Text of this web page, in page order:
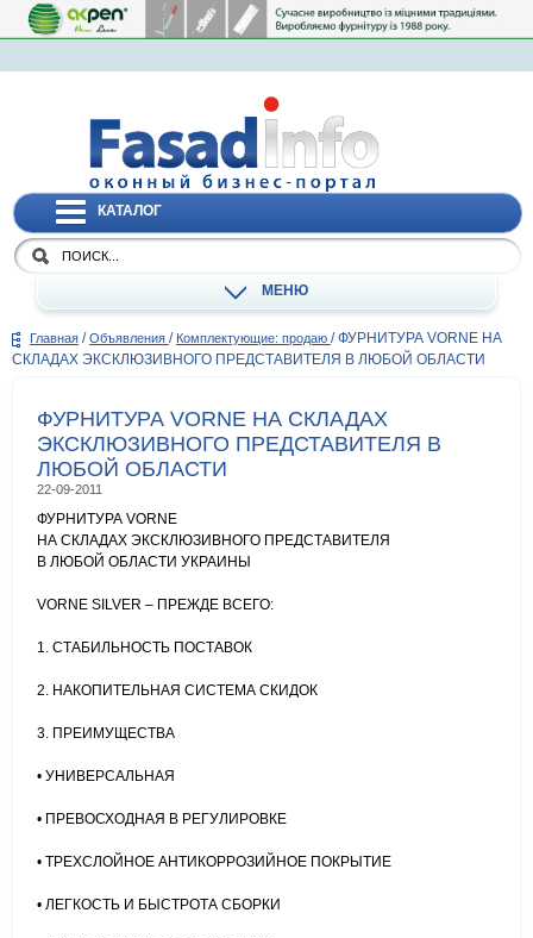
КАТАЛОГ
МЕНЮ
Главная / Объявления / Комплектующие: продаю / ФУРНИТУРА VORNE НА
СКЛАДАХ ЭКСКЛЮЗИВНОГО ПРЕДСТАВИТЕЛЯ В ЛЮБОЙ ОБЛАСТИ
ФУРНИТУРА VORNE НА СКЛАДАХ
ЭКСКЛЮЗИВНОГО ПРЕДСТАВИТЕЛЯ В
ЛЮБОЙ ОБЛАСТИ
22-09-2011
ФУРНИТУРА VORNE
НА СКЛАДАХ ЭКСКЛЮЗИВНОГО ПРЕДСТАВИТЕЛЯ
В ЛЮБОЙ ОБЛАСТИ УКРАИНЫ
VORNE SILVER – ПРЕЖДЕ ВСЕГО:
1. СТАБИЛЬНОСТЬ ПОСТАВОК
2. НАКОПИТЕЛЬНАЯ СИСТЕМА СКИДОК
3. ПРЕИМУЩЕСТВА
• УНИВЕРСАЛЬНАЯ
• ПРЕВОСХОДНАЯ В РЕГУЛИРОВКЕ
• ТРЕХСЛОЙНОЕ АНТИКОРРОЗИЙНОЕ ПОКРЫТИЕ
• ЛЕГКОСТЬ И БЫСТРОТА СБОРКИ